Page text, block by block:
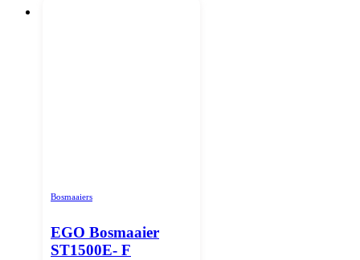
Bosmaaiers
EGO Bosmaaier
ST1500E- F